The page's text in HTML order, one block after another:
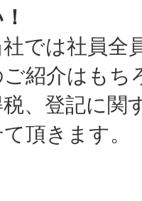
社では社員全
ご紹介はもち
、登記に関
て頂きま